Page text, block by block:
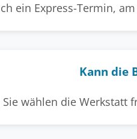
ein Express-Termin,
Kann die
Sie wählen die